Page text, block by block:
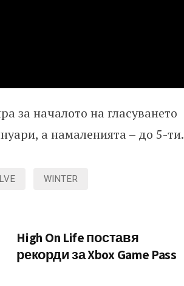
за началото на гласуването
а намаленията – до 5-ти.
WINTER
High On Life поставя
рекорди за Xbox Game Pass